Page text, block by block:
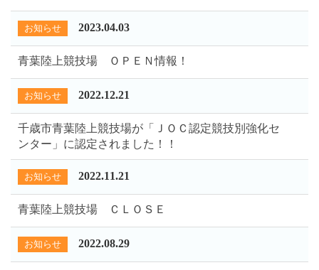
お知らせ 2023.04.03
青葉陸上競技場 ＯＰＥＮ情報！
お知らせ 2022.12.21
千歳市青葉陸上競技場が「ＪＯＣ認定競技別強化セ
ンター」に認定されました！！
お知らせ 2022.11.21
青葉陸上競技場 ＣＬＯＳＥ
お知らせ 2022.08.29